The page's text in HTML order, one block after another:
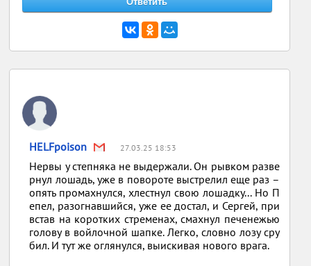
HELFpoison 27.03.25 18:53
Нервы у степняка не выдержали. Он рывком разве
рнул лошадь, уже в повороте выстрелил еще раз –
опять промахнулся, хлестнул свою лошадку... Но П
епел, разогнавшийся, уже ее достал, и Сергей, при
встав на коротких стременах, смахнул печенежью
голову в войлочной шапке. Легко, словно лозу сру
бил. И тут же оглянулся, выискивая нового врага.